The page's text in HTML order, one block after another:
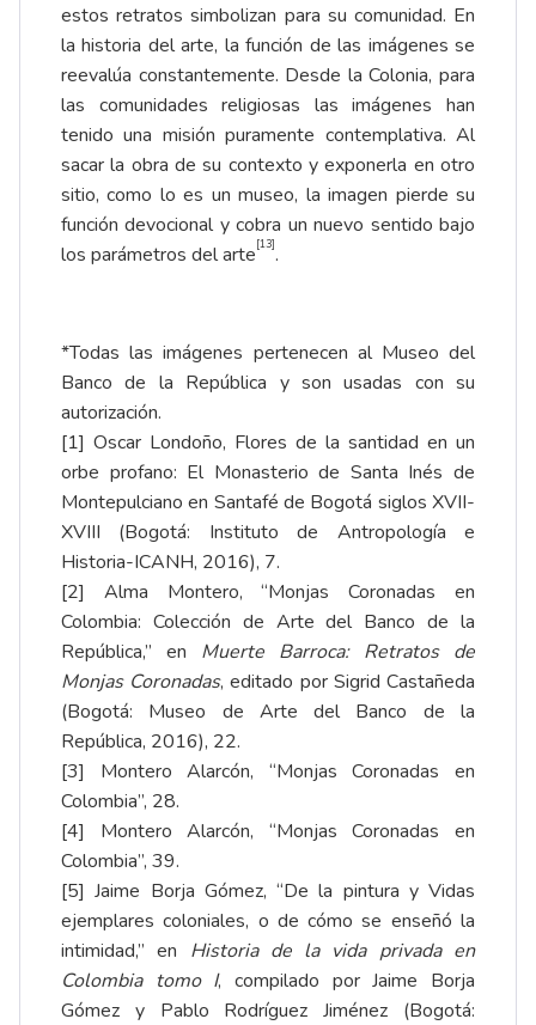
estos retratos simbolizan para su comunidad. En
la historia del arte, la función de las imágenes se
reevalúa constantemente. Desde la Colonia, para
las comunidades religiosas las imágenes han
tenido una misión puramente contemplativa. Al
sacar la obra de su contexto y exponerla en otro
sitio, como lo es un museo, la imagen pierde su
función devocional y cobra un nuevo sentido bajo
los parámetros del arte[13].
*Todas las imágenes pertenecen al Museo del
Banco de la República y son usadas con su
autorización.
[1] Oscar Londoño, Flores de la santidad en un
orbe profano: El Monasterio de Santa Inés de
Montepulciano en Santafé de Bogotá siglos XVII-
XVIII (Bogotá: Instituto de Antropología e
Historia-ICANH, 2016), 7.
[2] Alma Montero, “Monjas Coronadas en
Colombia: Colección de Arte del Banco de la
República,” en Muerte Barroca: Retratos de
Monjas Coronadas, editado por Sigrid Castañeda
(Bogotá: Museo de Arte del Banco de la
República, 2016), 22.
[3] Montero Alarcón, “Monjas Coronadas en
Colombia”, 28.
[4] Montero Alarcón, “Monjas Coronadas en
Colombia”, 39.
[5] Jaime Borja Gómez, “De la pintura y Vidas
ejemplares coloniales, o de cómo se enseñó la
intimidad,” en Historia de la vida privada en
Colombia tomo I, compilado por Jaime Borja
Gómez y Pablo Rodríguez Jiménez (Bogotá: